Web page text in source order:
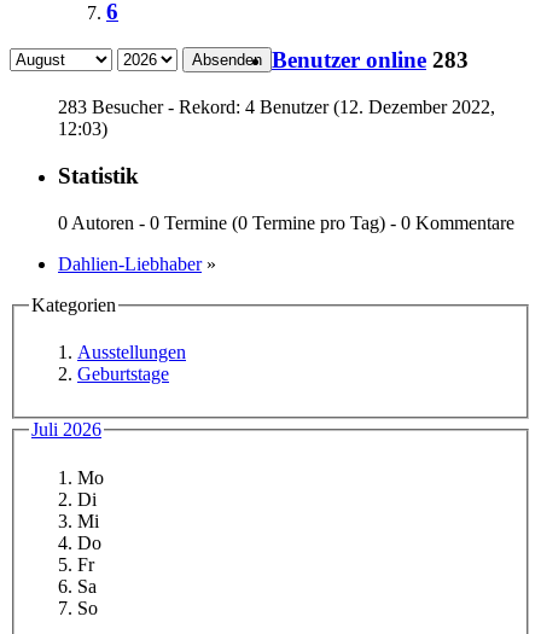
6
Absenden Benutzer online 283
283 Besucher - Rekord: 4 Benutzer (12. Dezember 2022,
12:03)
Statistik
0 Autoren - 0 Termine (0 Termine pro Tag) - 0 Kommentare
Dahlien-Liebhaber »
Kategorien
Ausstellungen
Geburtstage
Juli 2026
Mo
Di
Mi
Do
Fr
Sa
So